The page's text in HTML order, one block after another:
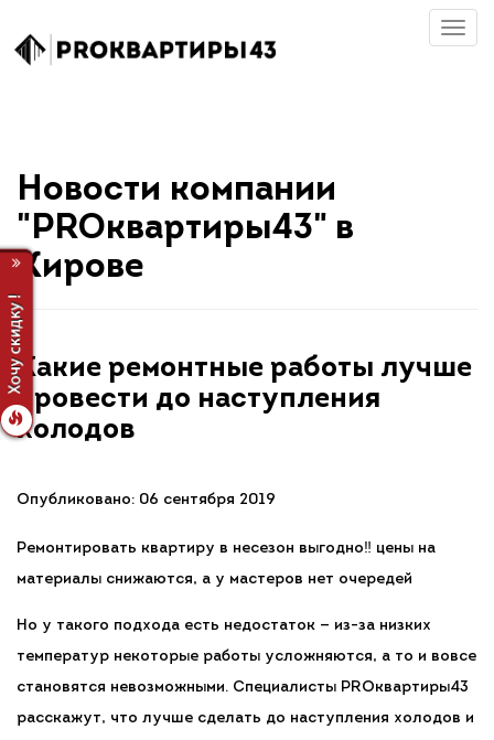
Новости компании
"PROквартиры43" в
Кирове
Какие ремонтные работы лучше
провести до наступления
холодов
Опубликовано: 06 сентября 2019
Ремонтировать квартиру в несезон выгодно‼ цены на
материалы снижаются, а у мастеров нет очередей
Но у такого подхода есть недостаток — из-за низких
температур некоторые работы усложняются, а то и вовсе
становятся невозможными. Специалисты PROквартиры43
расскажут, что лучше сделать до наступления холодов и